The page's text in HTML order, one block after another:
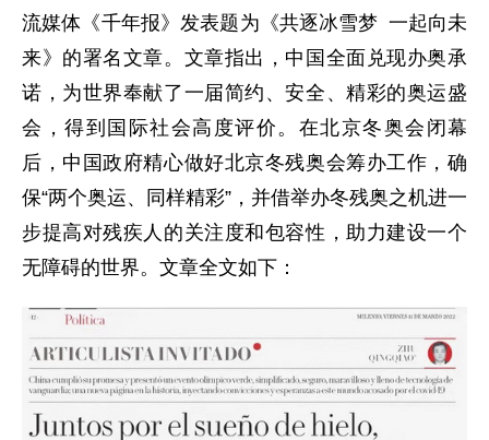
流媒体《千年报》发表题为《共逐冰雪梦 一起向未
来》的署名文章。文章指出，中国全面兑现办奥承
诺，为世界奉献了一届简约、安全、精彩的奥运盛
会，得到国际社会高度评价。在北京冬奥会闭幕
后，中国政府精心做好北京冬残奥会筹办工作，确
保“两个奥运、同样精彩”，并借举办冬残奥之机进一
步提高对残疾人的关注度和包容性，助力建设一个
无障碍的世界。文章全文如下：